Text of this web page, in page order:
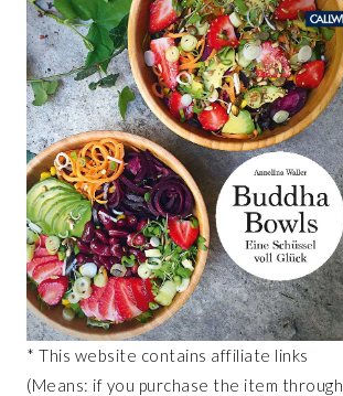
* This website contains affiliate links
(Means: if you purchase the item through